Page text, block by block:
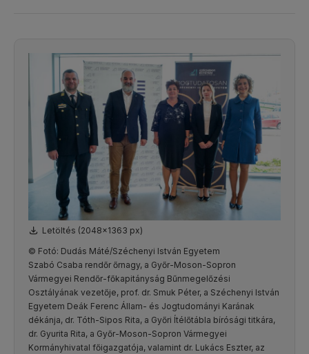
Letöltés (2048x1363 px)
© Fotó: Dudás Máté/Széchenyi István Egyetem
Szabó Csaba rendőr őrnagy, a Győr-Moson-Sopron
Vármegyei Rendőr-főkapitányság Bűnmegelőzési
Osztályának vezetője, prof. dr. Smuk Péter, a Széchenyi István
Egyetem Deák Ferenc Állam- és Jogtudományi Karának
dékánja, dr. Tóth-Sipos Rita, a Győri Ítélőtábla bírósági titkára,
dr. Gyurita Rita, a Győr-Moson-Sopron Vármegyei
Kormányhivatal főigazgatója, valamint dr. Lukács Eszter, az